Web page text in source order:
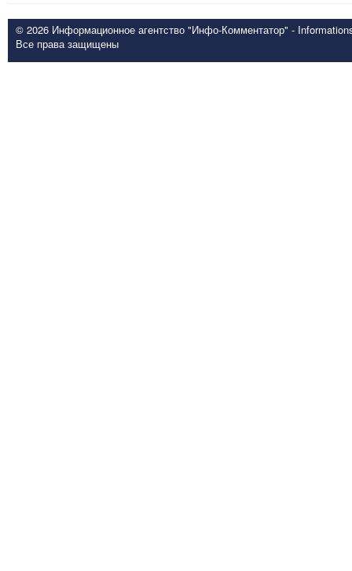
© 2026 Информационное агентство "Инфо-Комментатор" -
Все права защищены